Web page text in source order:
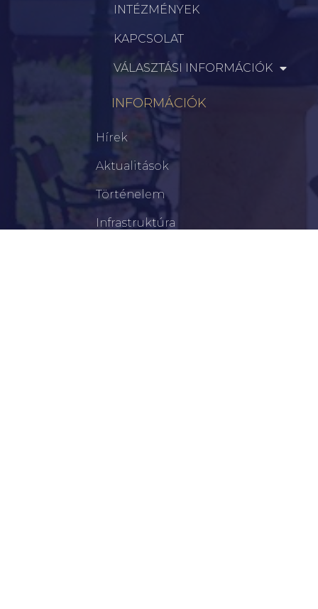
INTÉZMÉNYEK
KAPCSOLAT
VÁLASZTÁSI INFORMÁCIÓK
INFORMÁCIÓK
Hírek
Aktualitások
Történelem
Infrastruktúra